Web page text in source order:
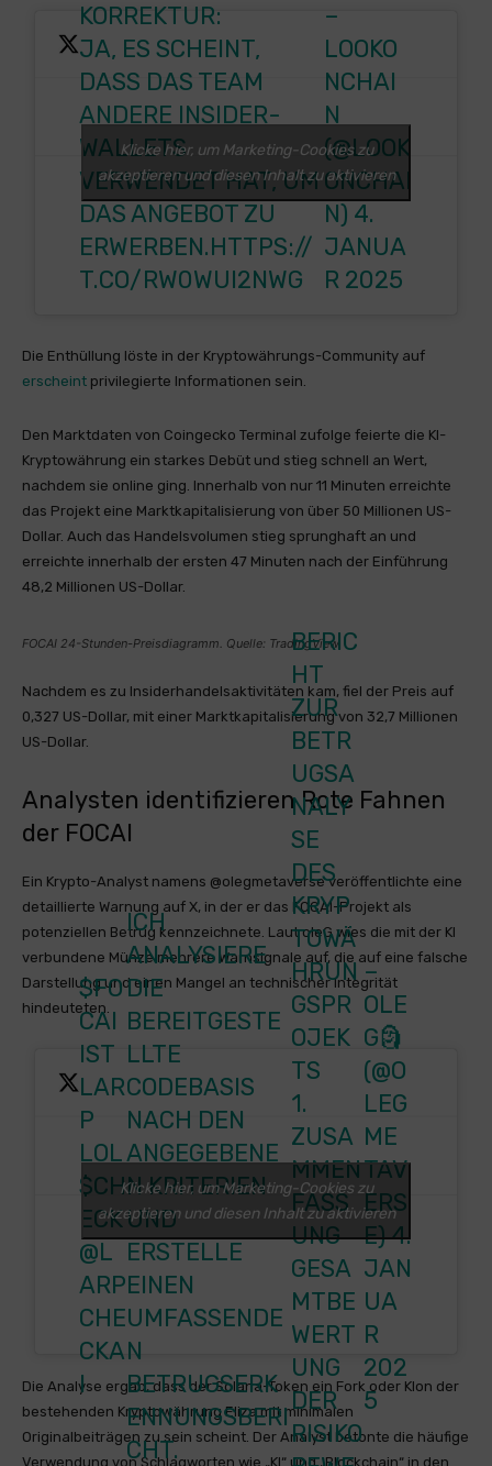
KORREKTUR:
JA, ES SCHEINT,
DASS DAS TEAM
ANDERE INSIDER-
WALLETS
VERWENDET HAT, UM
DAS ANGEBOT ZU
ERWERBEN.HTTPS://
T.CO/RW0WUI2NWG
–
LOOKO
NCHAI
N
(@LOOK
ONCHAI
N) 4.
JANUA
R 2025
Klicke hier, um Marketing-Cookies zu
akzeptieren und diesen Inhalt zu aktivieren
Die Enthüllung löste in der Kryptowährungs-Community auf
erscheint privilegierte Informationen sein.
Den Marktdaten von Coingecko Terminal zufolge feierte die KI-
Kryptowährung ein starkes Debüt und stieg schnell an Wert,
nachdem sie online ging. Innerhalb von nur 11 Minuten erreichte
das Projekt eine Marktkapitalisierung von über 50 Millionen US-
Dollar. Auch das Handelsvolumen stieg sprunghaft an und
erreichte innerhalb der ersten 47 Minuten nach der Einführung
48,2 Millionen US-Dollar.
FOCAI 24-Stunden-Preisdiagramm. Quelle: TradingView
Nachdem es zu Insiderhandelsaktivitäten kam, fiel der Preis auf
0,327 US-Dollar, mit einer Marktkapitalisierung von 32,7 Millionen
US-Dollar.
Analysten identifizierenRote Fahnen
der FOCAI
Ein Krypto-Analyst namens @olegmetaverse veröffentlichte eine
detaillierte Warnung auf X, in der er das FOCAI-Projekt als
potenziellen Betrug kennzeichnete. Laut oleG wies die mit der KI
verbundene Münze mehrere Warnsignale auf, die auf eine falsche
Darstellung und einen Mangel an technischer Integrität
hindeuteten.
$FO
CAI
IST
LAR
P
LOL
$CH
ECK
@L
ARP
CHE
CKA
I
ICH
ANALYSIERE
DIE
BEREITGESTE
LLTE
CODEBASIS
NACH DEN
ANGEGEBENE
N KRITERIEN
UND
ERSTELLE
EINEN
UMFASSENDE
N
BETRUGSERK
ENNUNGSBERI
CHT.
BERIC
HT
ZUR
BETR
UGSA
NALY
SE
DES
KRYP
TOWÄ
HRUN
GSPR
OJEK
TS
1.
ZUSA
MMEN
FASS
UNG
GESA
MTBE
WERT
UNG
DER
RISIKO
–
OLE
G🗿
(@O
LEG
ME
TAV
ERS
E)4.
JAN
UA
R
202
5
Klicke hier, um Marketing-Cookies zu
akzeptieren und diesen Inhalt zu aktivieren
Die Analyse ergab, dass der Solana-Token ein Fork oder Klon der
bestehenden Kryptowährung Eliza mit minimalen
Originalbeiträgen zu sein scheint. Der Analyst betonte die häufige
Verwendung von Schlagworten wie „KI“ und „Blockchain“ in den